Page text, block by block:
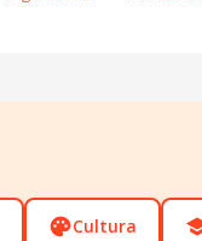
paletteCultura